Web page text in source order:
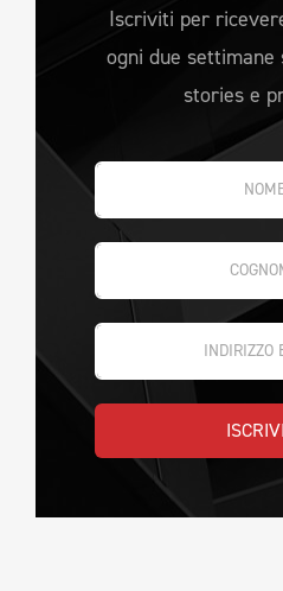
Iscriviti per
ogni due settimane
stories e